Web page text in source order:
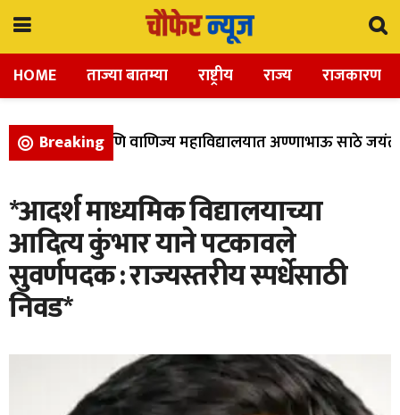
HOME ताज्या बातम्या राष्ट्रीय राज्य राजकारण
Breaking
विज्ञान, आणि वाणिज्य महाविद्यालयात अण्णाभाऊ साठे जयंती
*आदर्श माध्यमिक विद्यालयाच्या
आदित्य कुंभार याने पटकावले
सुवर्णपदक : राज्यस्तरीय स्पर्धेसाठी
निवड*